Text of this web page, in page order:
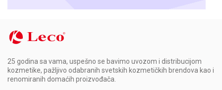
25 godina sa vama, uspešno se bavimo uvozom i distribucijom
kozmetike, pažljivo odabranih svetskih kozmetičkih brendova kao i
renomiranih domaćih proizvođača.